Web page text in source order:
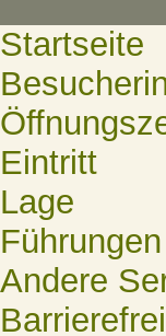
Startseite
Eintritt
Lage
Führungen
Andere